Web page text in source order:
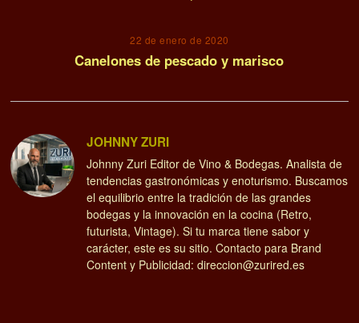
22 de enero de 2020
Canelones de pescado y marisco
JOHNNY ZURI
Johnny Zuri Editor de Vino & Bodegas. Analista de
tendencias gastronómicas y enoturismo. Buscamos
el equilibrio entre la tradición de las grandes
bodegas y la innovación en la cocina (Retro,
futurista, Vintage). Si tu marca tiene sabor y
carácter, este es su sitio. Contacto para Brand
Content y Publicidad: direccion@zurired.es